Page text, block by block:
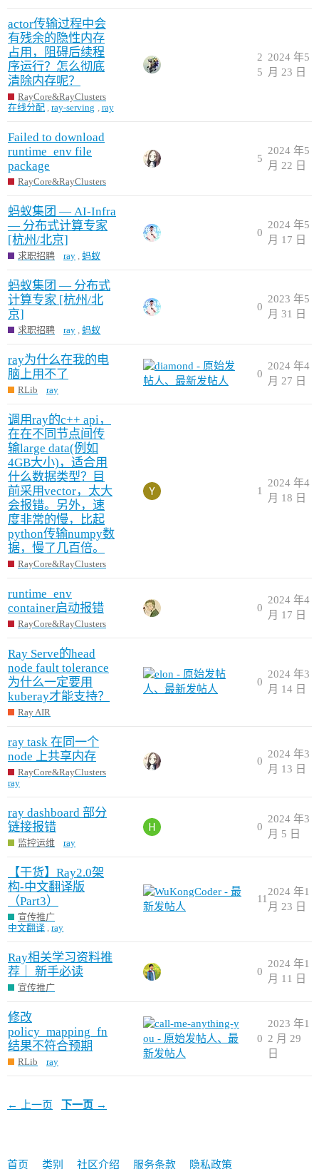
actor传输过程中会
有残余的隐性内存
占用，阻碍后续程
序运行？怎么彻底
清除内存呢？
RayCore&RayClusters
在线分配 ,ray-serving ray
2
5
2024 年5
月 23 日
Failed to download
runtime_env file
package
RayCore&RayClusters
5
2024 年5
月 22 日
蚂蚁集团 — AI-Infra
— 分布式计算专家
[杭州/北京]
求职招聘 ray 蚂蚁
0
2024 年5
月 17 日
蚂蚁集团 — 分布式
计算专家 [杭州/北
京]
求职招聘 ray 蚂蚁
0
2023 年5
月 31 日
ray为什么在我的电
脑上用不了
RLib ray
0
2024 年4
月 27 日
调用ray的c++ api，
在在不同节点间传
输large data(例如
4GB大小)，适合用
什么数据类型？目
前采用vector，太大
会报错。另外，速
度非常的慢，比起
python传输numpy数
据，慢了几百倍。
RayCore&RayClusters
1
2024 年4
月 18 日
runtime_env
container启动报错
RayCore&RayClusters
0
2024 年4
月 17 日
Ray Serve的head
node fault tolerance
为什么一定要用
kuberay才能支持？
Ray AIR
0
2024 年3
月 14 日
ray task 在同一个
node 上共享内存
RayCore&RayClusters
ray
0
2024 年3
月 13 日
ray dashboard 部分
链接报错
监控运维 ray
0
2024 年3
月 5 日
【干货】Ray2.0架
构-中文翻译版
（Part3）
宣传推广
中文翻译 ,ray
11
2024 年1
月 23 日
Ray相关学习资料推
荐｜ 新手必读
宣传推广
0
2024 年1
月 11 日
修改
policy_mapping_fn
结果不符合预期
RLib ray
0
2023 年1
2 月 29
日
← 上一页 下一页 →
首页 类别 社区介绍 服务条款 隐私政策